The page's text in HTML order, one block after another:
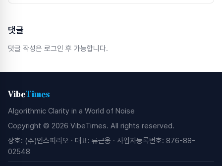
댓글
댓글 작성은 로그인 후 가능합니다.
VibeTimes
Algorithmic Clarity in a World of Noise
Copyright © 2026 VibeTimes. All rights reserved.
상호: (주)인스피리오 · 대표: 류근웅 · 사업자등록번호: 876-88-
02548